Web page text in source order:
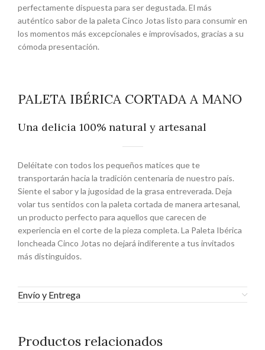
perfectamente dispuesta para ser degustada. El más
auténtico sabor de la paleta Cinco Jotas listo para consumir en
los momentos más excepcionales e improvisados, gracias a su
cómoda presentación.
PALETA IBÉRICA CORTADA A MANO
Una delicia 100% natural y artesanal
Deléitate con todos los pequeños matices que te
transportarán hacia la tradición centenaria de nuestro país.
Siente el sabor y la jugosidad de la grasa entreverada. Deja
volar tus sentidos con la paleta cortada de manera artesanal,
un producto perfecto para aquellos que carecen de
experiencia en el corte de la pieza completa. La Paleta Ibérica
loncheada Cinco Jotas no dejará indiferente a tus invitados
más distinguidos.
Envío y Entrega
Productos relacionados